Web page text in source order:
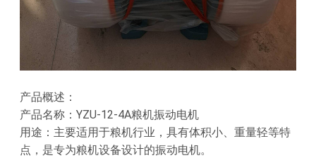
产品概述：
产品名称：YZU-12-4A粮机振动电机
用途：主要适用于粮机行业，具有体积小、重量轻等特
点，是专为粮机设备设计的振动电机。